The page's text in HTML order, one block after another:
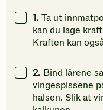
1. Ta ut
kan du lage
Kraften kan
2. Bind lårene
vingespissene
halsen. Slik at